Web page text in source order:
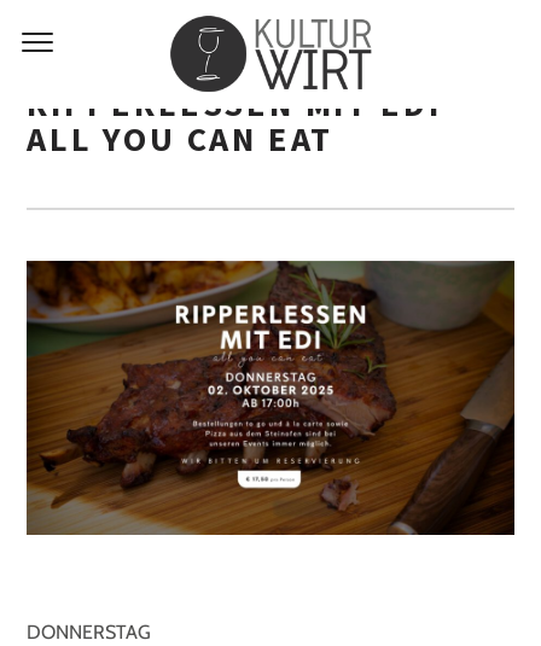
RIPPERLESSEN MIT EDI –
ALL YOU CAN EAT
DONNERSTAG